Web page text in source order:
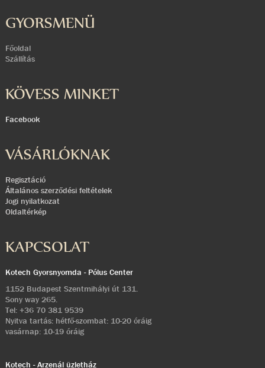
GYORSMENÜ
Főoldal
Szállítás
KÖVESS MINKET
Facebook
VÁSÁRLÓKNAK
Regisztáció
Általános szerződési feltételek
Jogi nyilatkozat
Oldaltérkép
KAPCSOLAT
Kotech Gyorsnyomda - Pólus Center
1152 Budapest Szentmihályi út 131.
Sony way 265.
Tel: +36 70 381 9539
Nyitva tartás: hétfő-szombat: 10-20 óráig
vasárnap: 10-19 óráig
Kotech - Arzenál üzletház